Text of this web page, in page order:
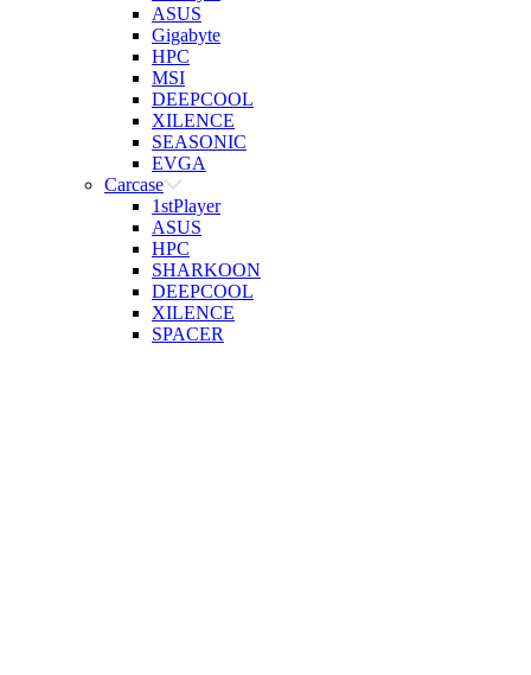
ASUS
Gigabyte
HPC
MSI
DEEPCOOL
XILENCE
SEASONIC
EVGA
Carcase
1stPlayer
ASUS
HPC
SHARKOON
DEEPCOOL
XILENCE
SPACER